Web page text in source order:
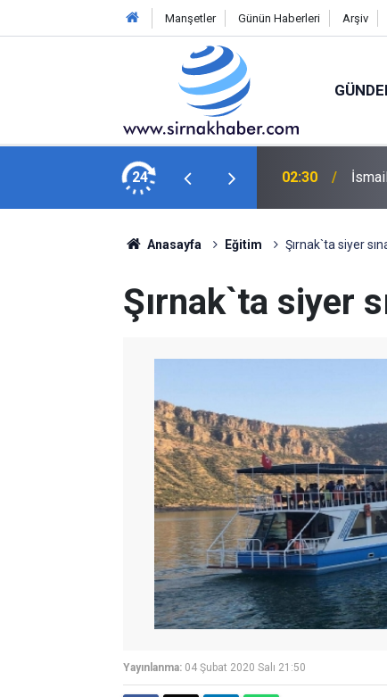
Manşetler Günün Haberleri Arşiv
24
giderek turu geçmek istiyoruz" 00:58
Anasayfa Eğitim Şırnak`ta siyer
Şırnak`ta siyer
Yayınlanma: 04 Şubat 2020 Salı 21:50